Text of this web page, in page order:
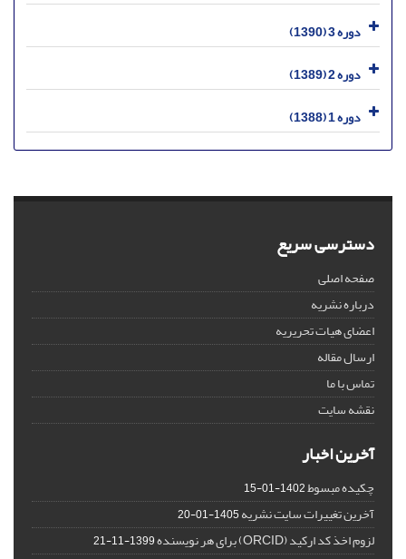
دوره 3 (1390)
دوره 2 (1389)
دوره 1 (1388)
دسترسی سریع
صفحه اصلی
درباره نشریه
اعضای هیات تحریریه
ارسال مقاله
تماس با ما
نقشه سایت
آخرین اخبار
چکیده مبسوط1402-01-15
آخرین تغییرات سایت نشریه1405-01-20
لزوم اخذ کد ارکید (ORCID) برای هر نویسنده 1399-11-21